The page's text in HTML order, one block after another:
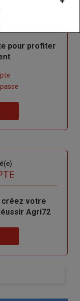
pour profiter
votre
Agri72